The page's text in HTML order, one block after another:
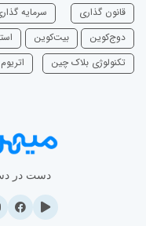
قانون گذاری سرمایه‌
دوج‌کوین
بیت‌کوین
تکنولوژی بلاک چین
اتریوم
دست در